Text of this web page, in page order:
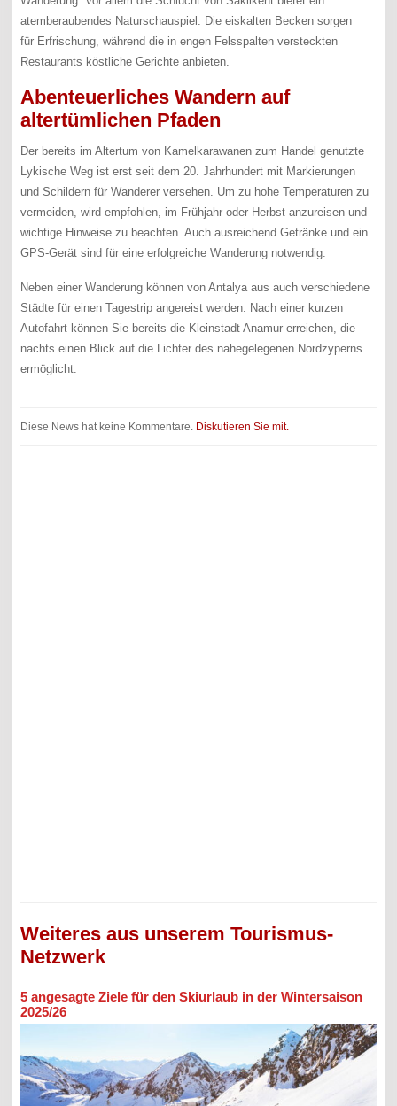
atemberaubendes Naturschauspiel. Die eiskalten Becken sorgen
für Erfrischung, während die in engen Felsspalten versteckten
Restaurants köstliche Gerichte anbieten.
Abenteuerliches Wandern auf
altertümlichen Pfaden
Der bereits im Altertum von Kamelkarawanen zum Handel genutzte
Lykische Weg ist erst seit dem 20. Jahrhundert mit Markierungen
und Schildern für Wanderer versehen. Um zu hohe Temperaturen zu
vermeiden, wird empfohlen, im Frühjahr oder Herbst anzureisen und
wichtige Hinweise zu beachten. Auch ausreichend Getränke und ein
GPS-Gerät sind für eine erfolgreiche Wanderung notwendig.
Neben einer Wanderung können von Antalya aus auch verschiedene
Städte für einen Tagestrip angereist werden. Nach einer kurzen
Autofahrt können Sie bereits die Kleinstadt Anamur erreichen, die
nachts einen Blick auf die Lichter des nahegelegenen Nordzyperns
ermöglicht.
Diese News hat keine Kommentare. Diskutieren Sie mit.
Weiteres aus unserem Tourismus-
Netzwerk
5 angesagte Ziele für den Skiurlaub in der Wintersaison
2025/26